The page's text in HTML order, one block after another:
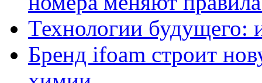
Технологии будущего:
Бренд ifoam строит